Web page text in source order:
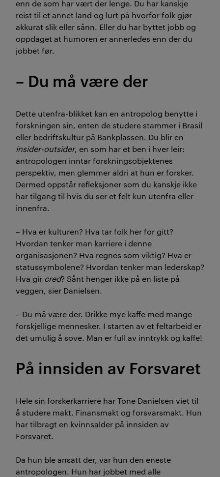
enn de som har vært der lenge. Du har kanskje
reist til et annet land og lurt på hvorfor folk gjør
akkurat slik eller sånn. Eller du har byttet jobb og
oppdaget at humoren er annerledes enn der du
jobbet før.
– Du må være der
Dette utenfra-blikket kan en antropolog benytte i
forskningen sin, enten de studere stammer i Brasil
eller bedriftskultur på Bankplassen. Du blir en
insider-outsider, en som har et ben i hver leir:
antropologen inntar forskningsobjektenes
perspektiv, men glemmer aldri at hun er forsker.
Dermed oppstår refleksjoner som du kanskje ikke
har tilgang til hvis du ser et felt kun utenfra eller
innenfra.
– Hva er kulturen? Hva tar folk her for gitt?
Hvordan tenker man karriere i denne
organisasjonen? Hva regnes som viktig? Hva er
statussymbolene? Hvordan tenker man lederskap?
Hva gir cred? Sånt henger ikke på en liste på
veggen, sier Danielsen.
– Du må være der. Drikke mye kaffe med mange
forskjellige mennesker. I starten av et feltarbeid er
det umulig å sove. Man er full av inntrykk og kaffe!
På innsiden av Forsvaret
Hele sin forskerkarriere har Tone Danielsen viet til
å studere makt. Finansmakt og forsvarsmakt. Hun
har tilbragt en kvinnsalder på innsiden av
Forsvaret.
Da hun ble ansatt der, var hun den eneste
antropologen. Hun har jobbet med alle